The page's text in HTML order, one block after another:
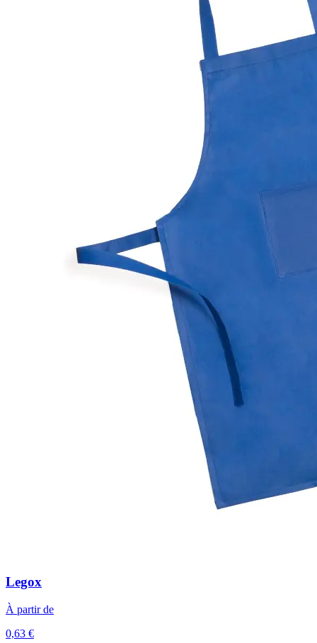
Legox
À partir de
0,63 €